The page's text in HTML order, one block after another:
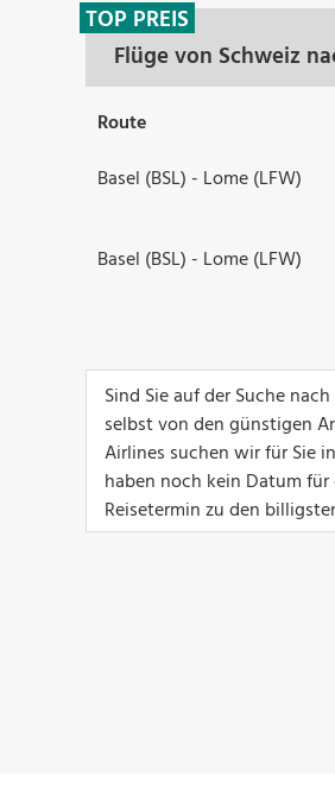
Flüge von Schweiz
TOP PREIS
Route
Basel (BSL) - Lome (LFW)
Basel (BSL) - Lome (LFW)
Sind Sie auf der Suche
selbst von den günstigen
Airlines suchen wir für Sie
haben noch kein Datum
Reisetermin zu den